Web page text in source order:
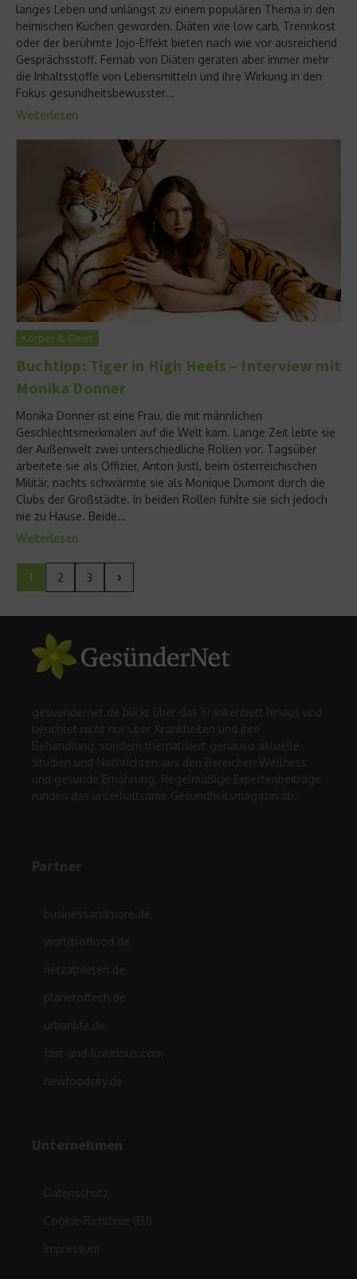
langes Leben und unlängst zu einem populären Thema in den
heimischen Küchen geworden. Diäten wie low carb, Trennkost
oder der berühmte Jojo-Effekt bieten nach wie vor ausreichend
Gesprächsstoff. Fernab von Diäten geraten aber immer mehr
die Inhaltsstoffe von Lebensmitteln und ihre Wirkung in den
Fokus gesundheitsbewusster...
Weiterlesen
Körper & Geist
Buchtipp: Tiger in High Heels – Interview mit
Monika Donner
Monika Donner ist eine Frau, die mit männlichen
Geschlechtsmerkmalen auf die Welt kam. Lange Zeit lebte sie
der Außenwelt zwei unterschiedliche Rollen vor. Tagsüber
arbeitete sie als Offizier, Anton Justl, beim österreichischen
Militär, nachts schwärmte sie als Monique Dumont durch die
Clubs der Großstädte. In beiden Rollen fühlte sie sich jedoch
nie zu Hause. Beide...
Weiterlesen
1 2 3
gesuendernet.de blickt über das Krankenbett hinaus und
berichtet nicht nur über Krankheiten und ihre
Behandlung, sondern thematisiert genauso aktuelle
Studien und Nachrichten aus den Bereichen Wellness
und gesunde Ernährung. Regelmäßige Expertenbeiträge
runden das unterhaltsame Gesundheitsmagazin ab.
Partner
businessandmore.de
worldsoffood.de
netzathleten.de
planetoftech.de
urbanlife.de
fast-and-luxurious.com
newfoodcity.de
Unternehmen
Datenschutz
Cookie-Richtlinie (EU)
Impressum